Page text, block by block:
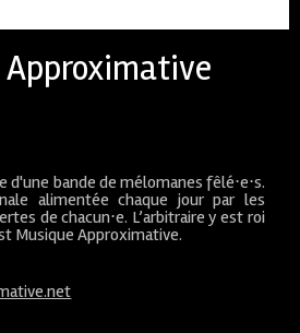
d'une bande de mélomanes fêlé⋅e⋅s.
alimentée chaque jour par les
de chacun⋅e. L’arbitraire y est roi
Musique Approximative.